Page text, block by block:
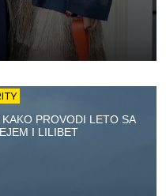
PROVODI LETO SA
I LILIBET